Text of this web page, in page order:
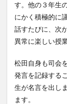
す。他の３年生
にかく積極的に
話すたびに、次
異常に楽しい授
松田自身も司会
発言を記録する
生が名言を出し
ます。